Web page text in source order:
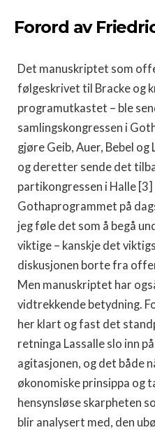
Forord av
Det manuskriptet som
følgeskrivet til Bracke og
programutkastet – ble
samlingskongressen i
gjøre Geib, Auer, Bebel
og deretter sende det
partikongressen i Halle
Gothaprogrammet på
jeg føle det som å begå
viktige – kanskje det
diskusjonen borte fra
Men manuskriptet har
vidtrekkende betydning.
her klart og fast det
retninga Lassalle slo inn
agitasjonen, og det både
økonomiske prinsippa og
hensynsløse skarpheten
blir analysert med, den